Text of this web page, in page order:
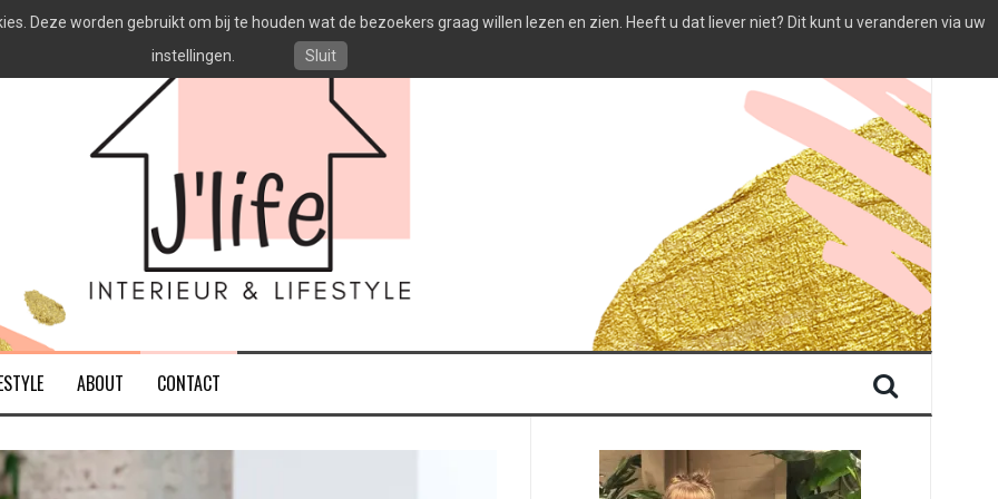
ABOUT CONTACT
Deze worden gebruikt om bij te houden wat de bezoekers graag willen lezen en zien. Heeft u dat liever niet? Dit kunt u veranderen via uw
instellingen.
Sluit